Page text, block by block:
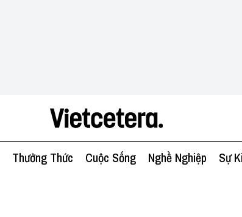
Thưởng Thức Cuộc Sống Nghề Nghiệp Sự